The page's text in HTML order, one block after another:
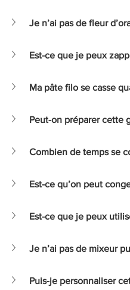
Je n’ai pas de fleur
Est-ce que je peux
Ma pâte filo se casse
Peut-on préparer cette
Combien de temps se
Est-ce qu’on peut
Est-ce que je peux
Je n’ai pas de mixeur
Puis-je personnaliser